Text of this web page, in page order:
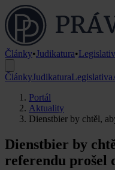
Články•Judikatura•
ČlánkyJudikaturaLegislativa
Portál
Aktuality
Dienstbier by chtěl,
Dienstbier by
referendu prošel